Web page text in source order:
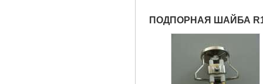
ПОДПОРНАЯ ШАЙБА R1